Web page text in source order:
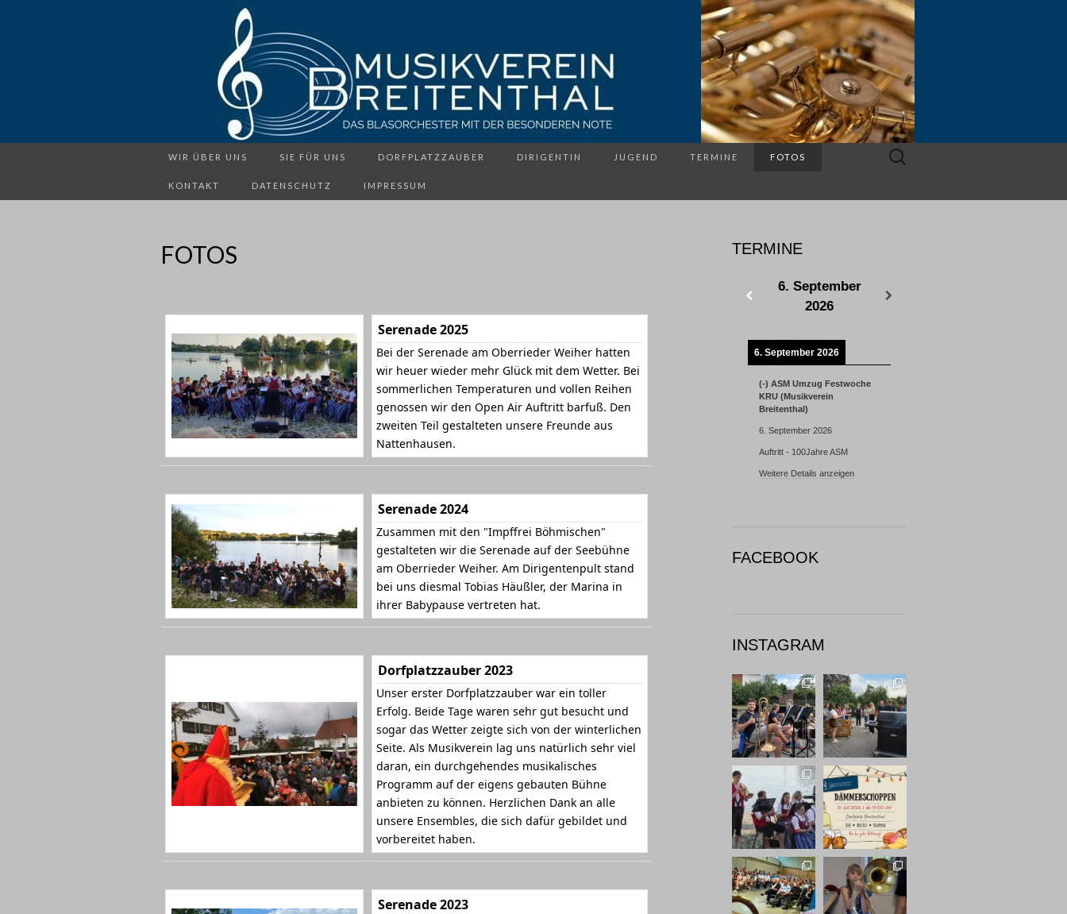
WIR ÜBER UNS SIE FÜR UNS DORFPLATZZAUBER DIRIGENTIN JUGEND TERMINE FOTOS
KONTAKT DATENSCHUTZ IMPRESSUM
Suchen
FOTOS
Serenade 2025
Bei der Serenade am Oberrieder Weiher hatten
wir heuer wieder mehr Glück mit dem Wetter. Bei
sommerlichen Temperaturen und vollen Reihen
genossen wir den Open Air Auftritt barfuß. Den
zweiten Teil gestalteten unsere Freunde aus
Nattenhausen.
Serenade 2024
Zusammen mit den "Impffrei Böhmischen"
gestalteten wir die Serenade auf der Seebühne
am Oberrieder Weiher. Am Dirigentenpult stand
bei uns diesmal Tobias Häußler, der Marina in
ihrer Babypause vertreten hat.
Dorfplatzzauber 2023
Unser erster Dorfplatzzauber war ein toller
Erfolg. Beide Tage waren sehr gut besucht und
sogar das Wetter zeigte sich von der winterlichen
Seite. Als Musikverein lag uns natürlich sehr viel
daran, ein durchgehendes musikalisches
Programm auf der eigens gebauten Bühne
anbieten zu können. Herzlichen Dank an alle
unsere Ensembles, die sich dafür gebildet und
vorbereitet haben.
Serenade 2023
TERMINE
6. September
2026
6. September 2026
(-) ASM Umzug Festwoche
KRU (Musikverein
Breitenthal)
6. September 2026
Auftritt - 100Jahre ASM
Weitere Details anzeigen
FACEBOOK
INSTAGRAM